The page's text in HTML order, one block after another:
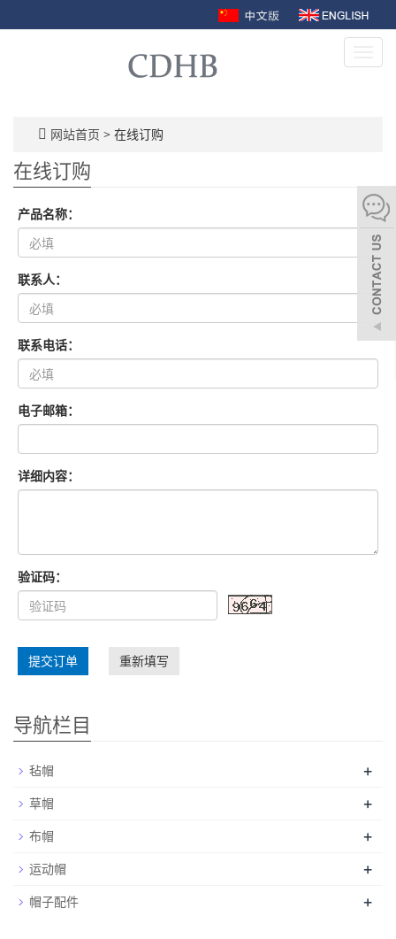
网站首页 > 在线订购
在线订购
产品名称：
联系人：
联系电话：
电子邮箱：
详细内容：
验证码：
提交订单 重新填写
导航栏目
毡帽 +
草帽 +
布帽 +
运动帽 +
帽子配件 +